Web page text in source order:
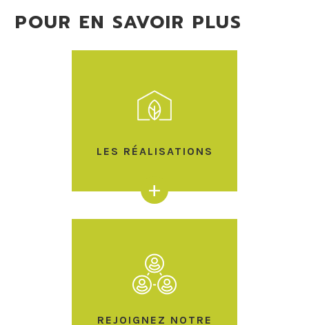
POUR EN SAVOIR PLUS
LES RÉALISATIONS
+
REJOIGNEZ NOTRE